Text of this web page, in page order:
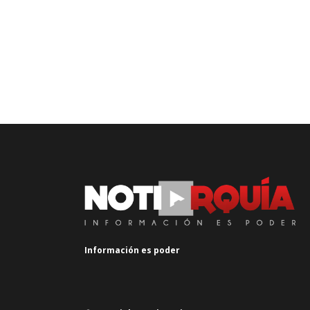
Información es poder